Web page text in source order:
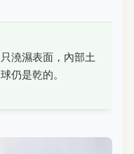
只澆濕表面，內部土
球仍是乾的。